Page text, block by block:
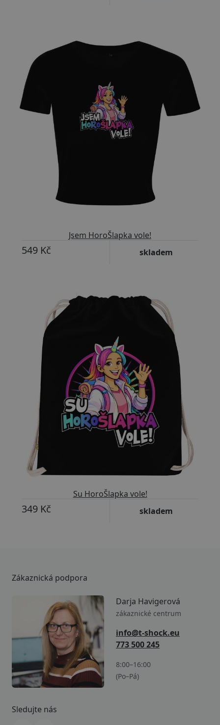
Přizpůsobitelný motiv
Jsem HoroŠlapka vole!
549 Kč skladem
Přizpůsobitelný motiv
Su HoroŠlapka vole!
349 Kč skladem
Zákaznická podpora
Darja Havigerová
zákaznické centrum
info@t-shock.eu
773 500 245
8:00–16:00
(Po–Pá)
Sledujte nás